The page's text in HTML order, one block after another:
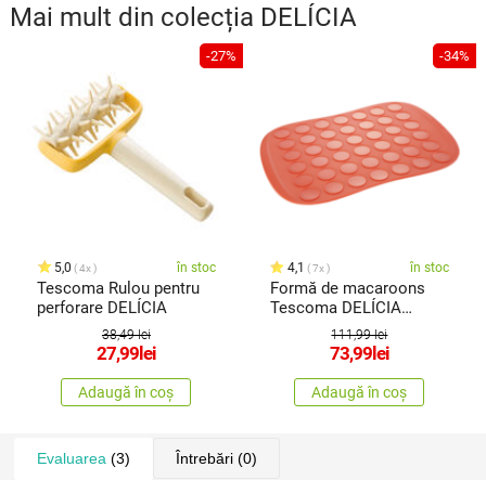
Mai mult din colecția DELÍCIA
-27%
5,0 4x în stoc
Tescoma Rulou pentru
perforare DELÍCIA
38,49 lei
27,99lei
Adaugă în coș
-34%
4,1 7x în stoc
Formă de macaroons
Tescoma DELÍCIA
SiliconPRIME, din
111,99 lei
73,99lei
Adaugă în coș
Evaluarea(3) Întrebări(0)